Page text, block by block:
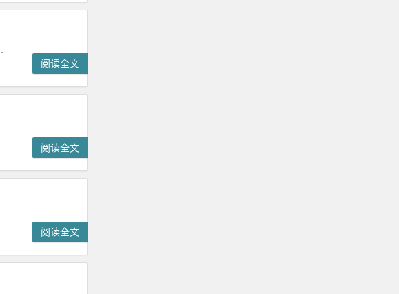
阅读全文
阅读全文
阅读全文